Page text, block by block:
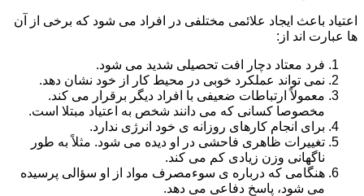
اعتیاد باعث ایجاد علائمی مختلفی در افراد می شود که برخی از آن
ها عبارت اند از:
فرد معتاد دچار افت تحصیلی شدید می شود.
نمی تواند عملکرد خوبی در محیط کار از خود نشان دهد.
معمولاً ارتباطات ضعیفی با افراد دیگر برقرار می کند.
مخصوصا کسانی که می دانند شخص به اعتیاد مبتلا است.
برای انجام کارهای روزانه ی خود انرژی ندارد.
تغییرات ظاهری فاحشی در او دیده می شود. مثلاً به طور
ناگهانی وزن زیادی کم می کند.
هنگامی که درباره ی سوءمصرف مواد از او سؤالی پرسیده
می شود، پاسخ دفاعی می دهد.